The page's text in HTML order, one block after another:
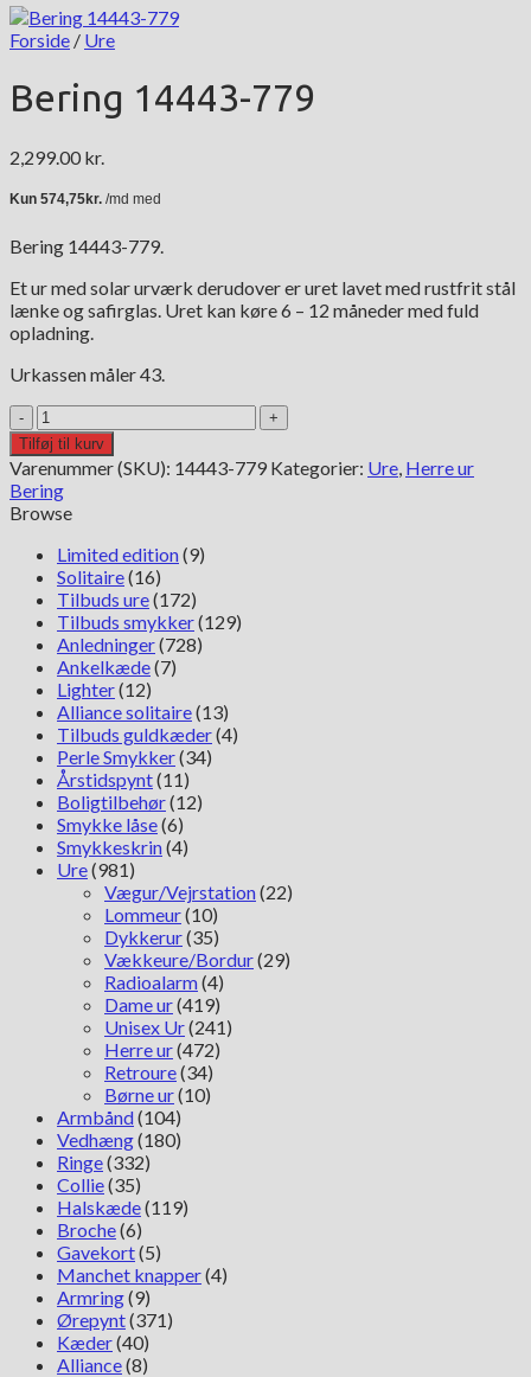
Forside / Ure
Bering 14443-779
2,299.00 kr.
Bering 14443-779.
Et ur med solar urværk derudover er uret lavet med rustfrit stål
lænke og safirglas. Uret kan køre 6 – 12 måneder med fuld
opladning.
Urkassen måler 43.
Bering
14443-
779
antal
Tilføj til kurv
Varenummer (SKU): 14443-779 Kategorier: Ure, Herre ur
Bering
Browse
Limited edition(9)
Solitaire(16)
Tilbuds ure(172)
Tilbuds smykker(129)
Anledninger(728)
Ankelkæde(7)
Lighter(12)
Alliance solitaire(13)
Tilbuds guldkæder(4)
Perle Smykker(34)
Årstidspynt(11)
Boligtilbehør(12)
Smykke låse(6)
Smykkeskrin(4)
Ure(981)
Vægur/Vejrstation(22)
Lommeur(10)
Dykkerur(35)
Vækkeure/Bordur(29)
Radioalarm(4)
Dame ur(419)
Unisex Ur(241)
Herre ur(472)
Retroure(34)
Børne ur(10)
Armbånd(104)
Vedhæng(180)
Ringe(332)
Collie(35)
Halskæde(119)
Broche(6)
Gavekort(5)
Manchet knapper(4)
Armring(9)
Ørepynt(371)
Kæder(40)
Alliance(8)